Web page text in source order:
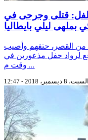
قتلى وجرحى في
بملهى ليلي بايطاليا
من القصر، حتفهم وأصيب
لرواد حفل مذعورين في
وقت م ...
السبت، 8 ديسمبر، 2018 - 12:47